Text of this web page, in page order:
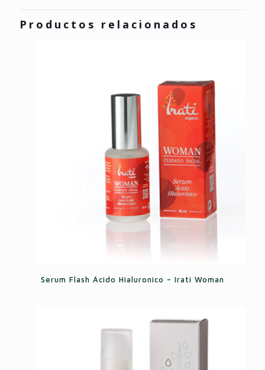
Productos relacionados
Serum Flash Ácido Hialuronico – Irati Woman